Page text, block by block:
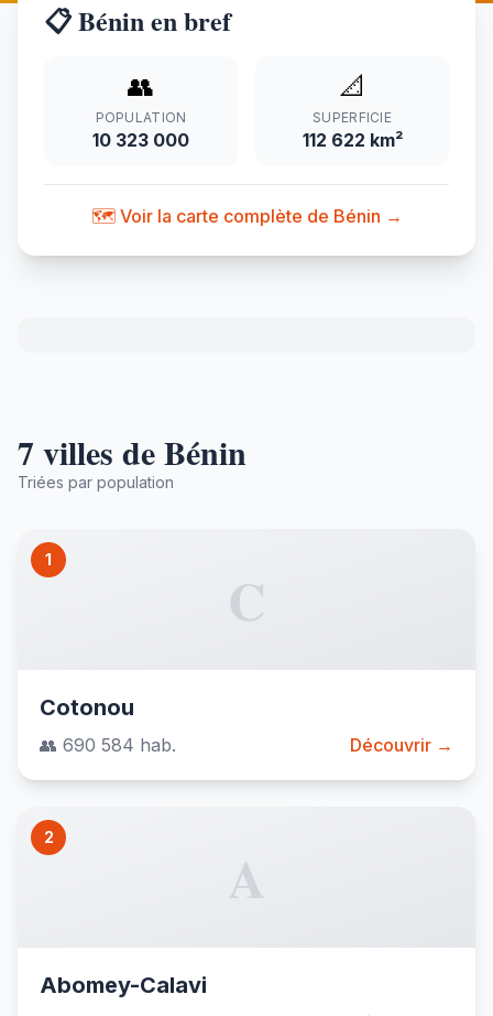
📋 Bénin en bref
👥
POPULATION
10 323 000
📐
SUPERFICIE
112 622 km²
🗺️ Voir la carte complète de Bénin →
7 villes de Bénin
Triées par population
1
C
Cotonou
👥 690 584 hab. Découvrir →
2
A
Abomey-Calavi